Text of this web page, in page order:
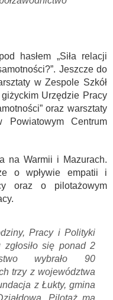
hasłem „Siła relacji
Jeszcze do
w Zespole Szkół
Urzędzie Pracy
oraz warsztaty
Centrum
na Warmii i Mazurach.
o wpływie empatii i
oraz o pilotażowym
Pracy i Polityki
zgłosiło się ponad 2
wybrało 90
trzy z województwa
z Łukty, gmina
Pilotaż ma